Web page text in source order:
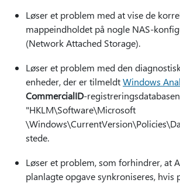
Løser et problem med at vise de
mappeindholdet på nogle NAS-
(Network Attached Storage).
Løser et problem med den
enheder, der er tilmeldtWindows
CommercialID-
"HKLM\Software\Microsoft
stede.
Løser et problem, som forhindrer, at
planlagte opgave synkroniseres, hvis